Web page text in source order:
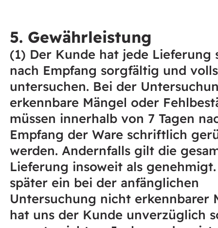
5. Gewährleistung
(1) Der Kunde hat jede Lieferung
nach Empfang sorgfältig und
untersuchen. Bei der
erkennbare Mängel oder
müssen innerhalb von 7 Tagen
Empfang der Ware schriftlich
werden. Andernfalls gilt die
Lieferung insoweit als
später ein bei der anfänglichen
Untersuchung nicht erkennbarer
hat uns der Kunde unverzüglich